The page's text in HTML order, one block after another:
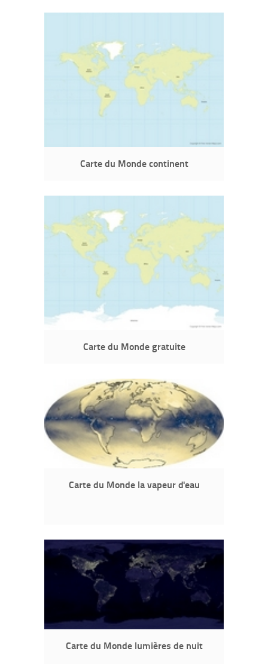
Carte du Monde continent
Carte du Monde gratuite
Carte du Monde la vapeur d'eau
Carte du Monde lumières de nuit